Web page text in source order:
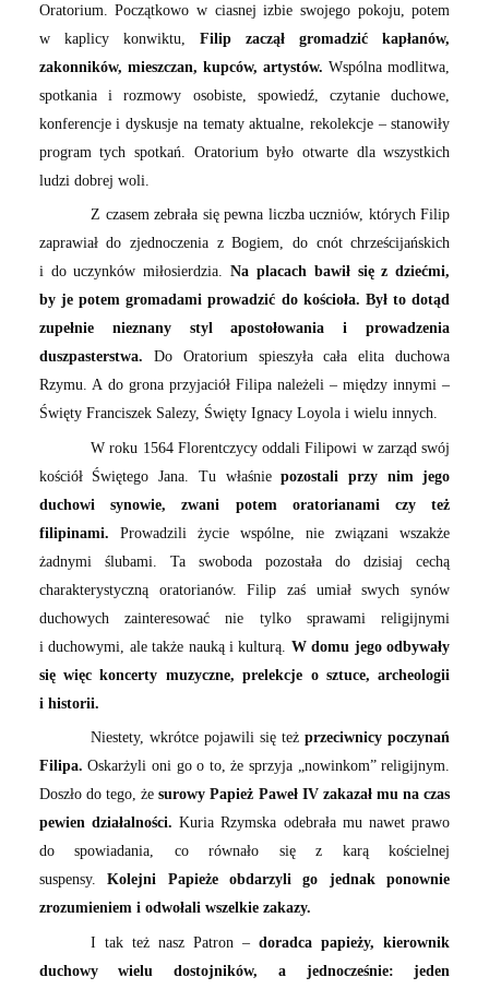
Oratorium. Początkowo w ciasnej izbie swojego pokoju, potem
w kaplicy konwiktu, Filip zaczął gromadzić kapłanów,
zakonników, mieszczan, kupców, artystów. Wspólna modlitwa,
spotkania i rozmowy osobiste, spowiedź, czytanie duchowe,
konferencje i dyskusje na tematy aktualne, rekolekcje – stanowiły
program tych spotkań. Oratorium było otwarte dla wszystkich
ludzi dobrej woli.
Z czasem zebrała się pewna liczba uczniów, których Filip
zaprawiał do zjednoczenia z Bogiem, do cnót chrześcijańskich
i do uczynków miłosierdzia.Na placach bawił się z dziećmi,
by je potem gromadami prowadzić do kościoła. Był to dotąd
zupełnie nieznany styl apostołowania i prowadzenia
duszpasterstwa. Do Oratorium spieszyła cała elita duchowa
Rzymu. A do grona przyjaciół Filipa należeli – między innymi –
Święty Franciszek Salezy, Święty Ignacy Loyola i wielu innych.
W roku 1564 Florentczycy oddali Filipowi w zarząd swój
kościół Świętego Jana. Tu właśniepozostali przy nim jego
duchowi synowie, zwani potem oratorianami czy też
filipinami. Prowadzili życie wspólne, nie związani wszakże
żadnymi ślubami. Ta swoboda pozostała do dzisiaj cechą
charakterystyczną oratorianów. Filip zaś umiał swych synów
duchowych zainteresować nie tylko sprawami religijnymi
i duchowymi, ale także nauką i kulturą. W domu jego odbywały
się więc koncerty muzyczne, prelekcje o sztuce, archeologii
i historii.
Niestety, wkrótce pojawili się teżprzeciwnicy poczynań
Filipa.Oskarżyli oni go o to, że sprzyja „nowinkom” religijnym.
Doszło do tego, żesurowy Papież Paweł IV zakazał mu na czas
pewien działalności.Kuria Rzymska odebrała mu nawet prawo
do spowiadania, co równało się z karą kościelnej
suspensy.Kolejni Papieże obdarzyli go jednak ponownie
zrozumieniem i odwołali wszelkie zakazy.
I tak też nasz Patron –doradca papieży, kierownik
duchowy wielu dostojników, a jednocześnie: jeden